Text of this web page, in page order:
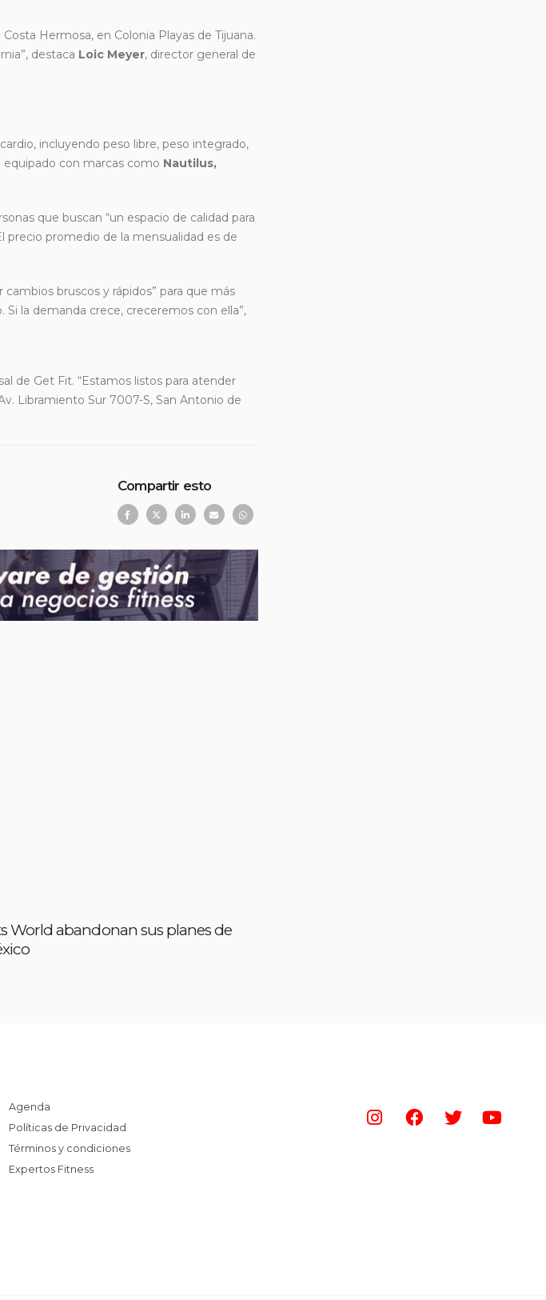
Hermosa, en Colonia Playas de Tijuana.
destaca Loic Meyer, director general de
incluyendo peso libre, peso integrado,
equipado con marcas como Nautilus,
que buscan “un espacio de calidad para
precio promedio de la mensualidad es de
bruscos y rápidos” para que más
la demanda crece, creceremos con ella”,
de Get Fit. “Estamos listos para atender
Libramiento Sur 7007-S, San Antonio de
Compartir esto
World abandonan sus planes de
Agenda
Políticas de Privacidad
Términos y condiciones
Expertos Fitness